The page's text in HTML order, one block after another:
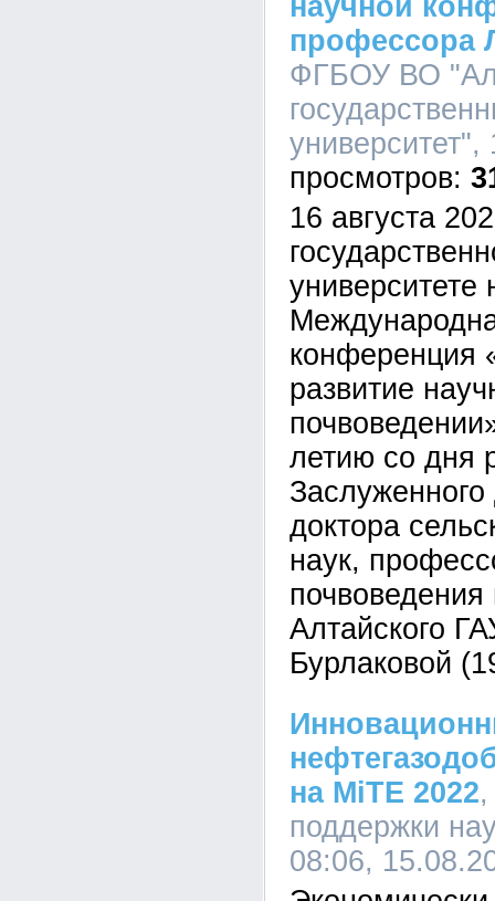
научной
профессора
ФГБОУ ВО
16 августа
университете
конференция
развитие
летию со дня
доктора
наук,
Алтайского
Бурлаковой
на MiTE 2022
поддержки
08:06,